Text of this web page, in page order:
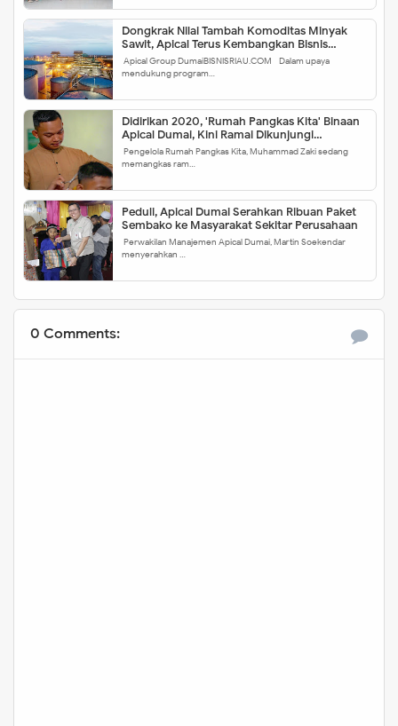
Dongkrak Nilai Tambah Komoditas Minyak
Sawit, Apical Terus Kembangkan Bisnis
Hilirisasi
Apical Group DumaiBISNISRIAU.COM - Dalam upaya
mendukung program…
Didirikan 2020, 'Rumah Pangkas Kita' Binaan
Apical Dumai, Kini Ramai Dikunjungi
Pelanggan
Pengelola Rumah Pangkas Kita, Muhammad Zaki sedang
memangkas ram…
Peduli, Apical Dumai Serahkan Ribuan Paket
Sembako ke Masyarakat Sekitar Perusahaan
Perwakilan Manajemen Apical Dumai, Martin Soekendar
menyerahkan …
0 Comments: